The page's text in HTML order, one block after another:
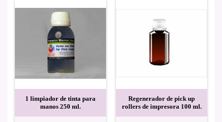
1 limpiador de tinta para
manos 250 ml.
Regenerador de pick up
rollers de impresora 100 ml.